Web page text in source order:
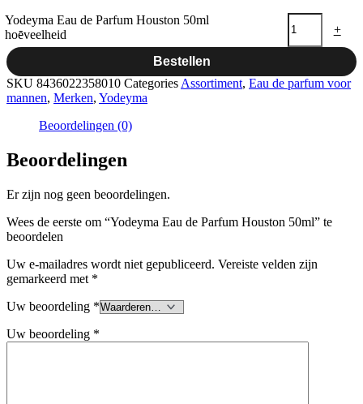
-
Yodeyma Eau de Parfum Houston 50ml
hoeveelheid
+
Bestellen
SKU 8436022358010 Categories Assortiment, Eau de parfum voor
mannen, Merken, Yodeyma
Beoordelingen (0)
Beoordelingen
Er zijn nog geen beoordelingen.
Wees de eerste om “Yodeyma Eau de Parfum Houston 50ml” te
beoordelen
Uw e-mailadres wordt niet gepubliceerd. Vereiste velden zijn
gemarkeerd met *
Uw beoordeling *
Uw beoordeling *